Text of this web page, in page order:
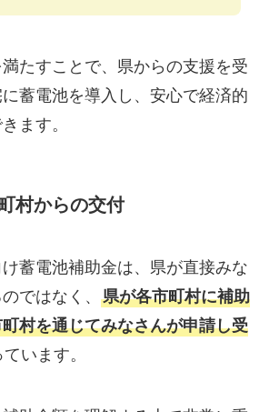
たすことで、県からの支援を受
蓄電池を導入し、安心で経済的
ます。
村からの交付
蓄電池補助金は、県が直接みな
ではなく、 県が各市町村に補助
村を通じてみなさんが申請し受
います。